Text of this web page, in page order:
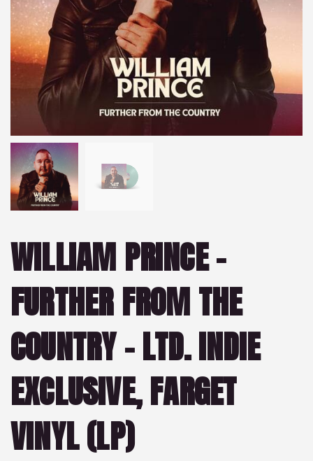
WILLIAM PRINCE –
FURTHER FROM THE
COUNTRY – LTD. INDIE
EXCLUSIVE, FARGET
VINYL (LP)